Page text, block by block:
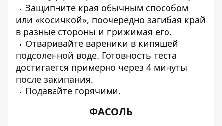
Защипните края обычным способом
или «косичкой», поочередно загибая край
в разные стороны и прижимая его.
Отваривайте вареники в кипящей
подсоленной воде. Готовность теста
достигается примерно через 4 минуты
после закипания.
Подавайте горячими.
ФАСОЛЬ